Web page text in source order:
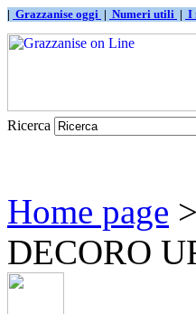
| Grazzanise oggi | Numeri utili | I
Ricerca
Home page >
DECORO